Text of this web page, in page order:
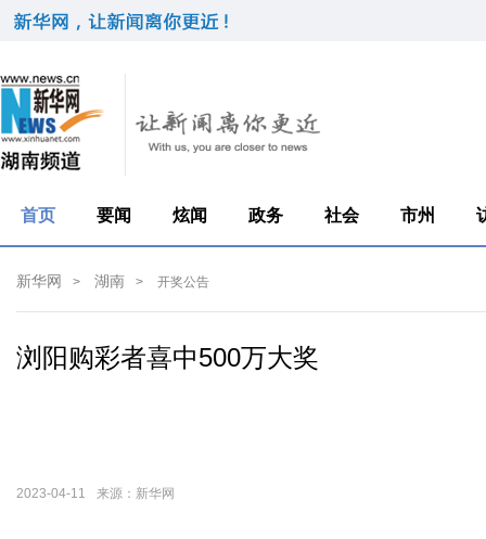
首页 要闻 炫闻 政务 社会 市州
新华网 > 湖南 > 开奖公告
浏阳购彩者喜中500万大奖
2023-04-11 来源：新华网